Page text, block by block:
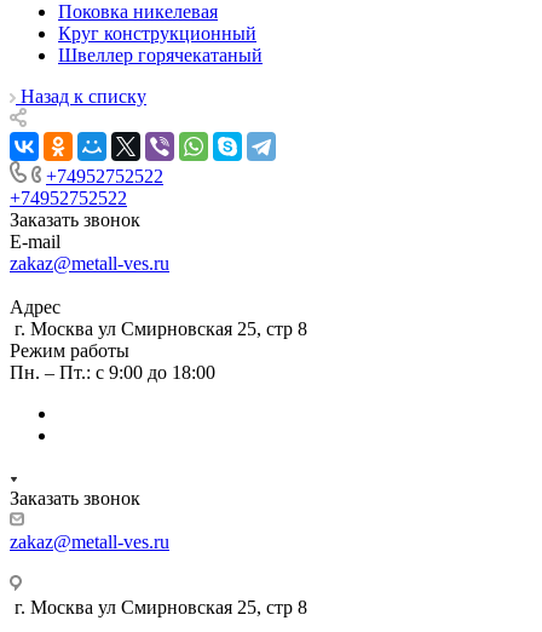
Поковка никелевая
Круг конструкционный
Швеллер горячекатаный
Назад к списку
+74952752522
+74952752522
Заказать звонок
E-mail
zakaz@metall-ves.ru
Адрес
г. Москва ул Смирновская 25, стр 8
Режим работы
Пн. – Пт.: с 9:00 до 18:00
Заказать звонок
zakaz@metall-ves.ru
г. Москва ул Смирновская 25, стр 8